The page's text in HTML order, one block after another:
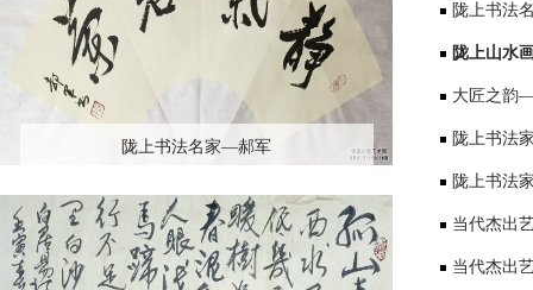
陇上书法名家—郝军
陇上书法
陇上山水
大匠之韵
陇上书法
陇上书法
当代杰出
当代杰出